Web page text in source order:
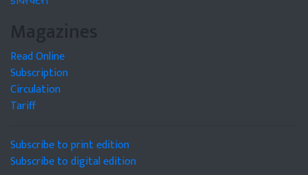
Magazines
Read Online
Subscription
Circulation
Tariff
Subscribe to print edition
Subscribe to digital edition